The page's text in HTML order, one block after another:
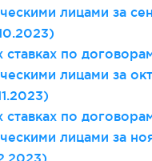
лицами за
.2023)
по
лицами за
.2023)
по
лицами за
.2023)